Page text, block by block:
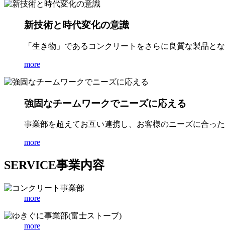
新技術と時代変化の意識
「生き物」であるコンクリートをさらに良質な製品と
more
強固なチームワークでニーズに応える
事業部を超えてお互い連携し、お客様のニーズに合っ
more
SERVICE事業内容
more
more